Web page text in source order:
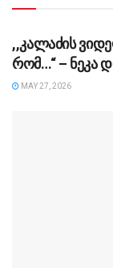
UNCATEGORIZED
,,კალაძის
რომ…“ – ნეკა
MAY 27, 2026